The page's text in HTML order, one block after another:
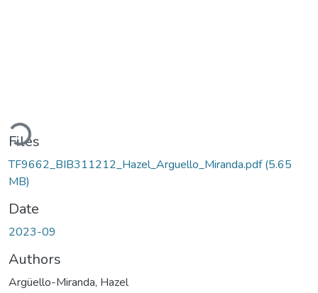
Loading...
Files
TF9662_BIB311212_Hazel_Arguello_Miranda.pdf(5.65
MB)
Date
2023-09
Authors
Argüello-Miranda, Hazel